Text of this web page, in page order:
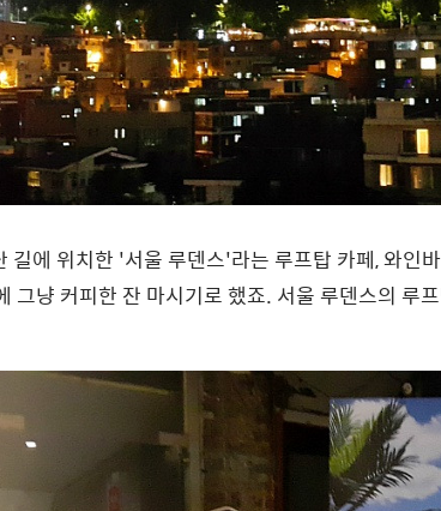
길에 위치한 '서울 루덴스'라는 루프탑 카페, 와인
그냥 커피한 잔 마시기로 했죠. 서울 루덴스의 루